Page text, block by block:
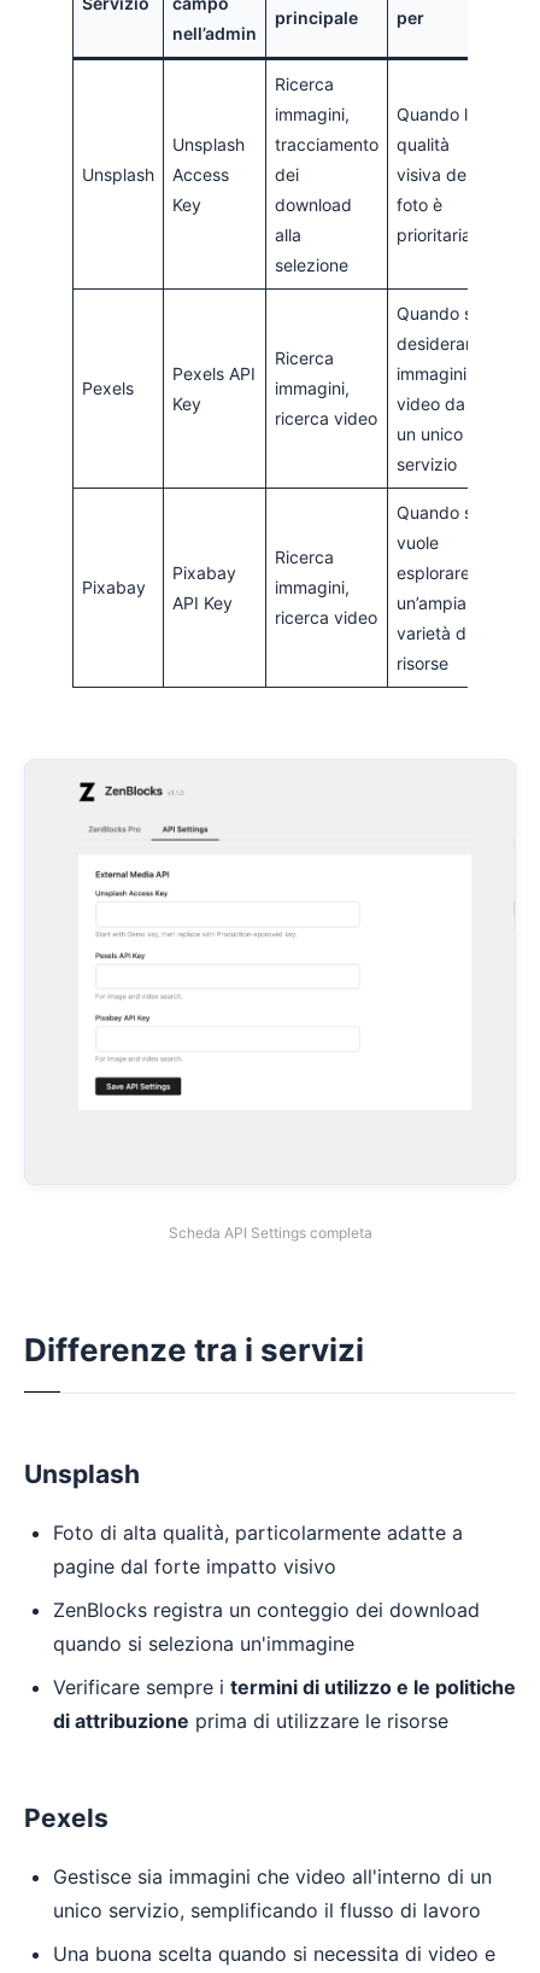
nell’admin
principale per
Unsplash
Unsplash
Access
Key
Ricerca
immagini,
tracciamento
dei
download
alla
selezione
Quando la
qualità
visiva delle
foto è
prioritaria
Pexels
Pexels API
Key
Ricerca
immagini,
ricerca video
Quando si
desiderano
immagini e
video da
un unico
servizio
Pixabay
Pixabay
API Key
Ricerca
immagini,
ricerca video
Quando si
vuole
esplorare
un’ampia
varietà di
risorse
Scheda API Settings completa
Differenze tra i servizi
Unsplash
Foto di alta qualità, particolarmente adatte a
pagine dal forte impatto visivo
ZenBlocks registra un conteggio dei download
quando si seleziona un'immagine
Verificare sempre i termini di utilizzo e le politiche
di attribuzione prima di utilizzare le risorse
Pexels
Gestisce sia immagini che video all'interno di un
unico servizio, semplificando il flusso di lavoro
Una buona scelta quando si necessita di video e